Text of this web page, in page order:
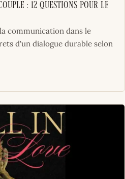
: 12 questions pour le
communication dans le
d'un dialogue durable selon